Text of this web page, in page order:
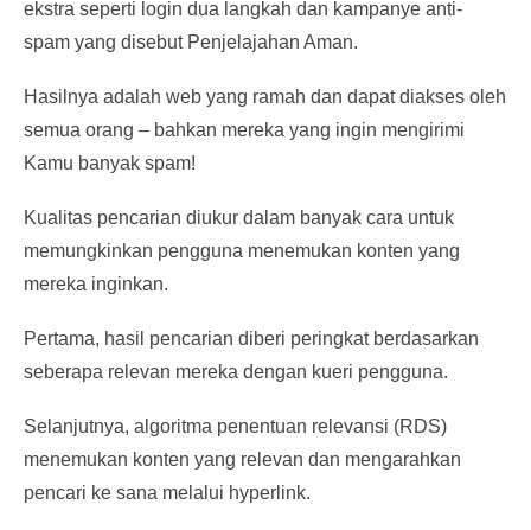
ekstra seperti login dua langkah dan kampanye anti-
spam yang disebut Penjelajahan Aman.
Hasilnya adalah web yang ramah dan dapat diakses oleh
semua orang – bahkan mereka yang ingin mengirimi
Kamu banyak spam!
Kualitas pencarian diukur dalam banyak cara untuk
memungkinkan pengguna menemukan konten yang
mereka inginkan.
Pertama, hasil pencarian diberi peringkat berdasarkan
seberapa relevan mereka dengan kueri pengguna.
Selanjutnya, algoritma penentuan relevansi (RDS)
menemukan konten yang relevan dan mengarahkan
pencari ke sana melalui hyperlink.